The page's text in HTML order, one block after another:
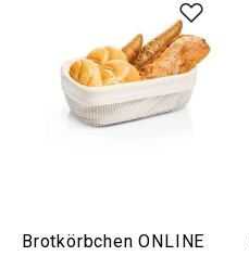
Brotkörbchen ONLINE